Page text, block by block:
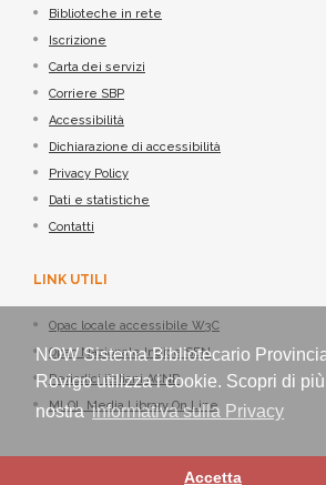
NOW Sistema Bibliotecario
Rovigo utilizza i cookie. Scopri di
nostrainformativa sulla Privacy
Accetta
Biblioteche in rete
Iscrizione
Carta dei servizi
Corriere SBP
Accessibilità
Dichiarazione di accessibilità
Privacy Policy
Dati e statistiche
Contatti
LINK UTILI
Opac locale accessibile W3C
Opac Nazionale Indice SBN
Periodici italiani ACNP
MLOL Media Library On Line